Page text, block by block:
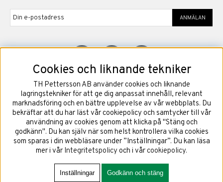
ANMÄLAN
©2026Copyright TH Pettersson AB
Cookies och liknande tekniker
TH Pettersson AB använder cookies och liknande
lagringstekniker för att ge dig anpassat innehåll, relevant
marknadsföring och en bättre upplevelse av vår webbplats. Du
bekräftar att du har läst vår cookiepolicy och samtycker till vår
användning av cookies genom att klicka på "Stäng och
godkänn". Du kan själv när som helst kontrollera vilka cookies
som sparas i din webbläsare under ”Inställningar”. Du kan läsa
mer i vår Integritetspolicy och i vår cookiepolicy.
Inställningar Godkänn och stäng